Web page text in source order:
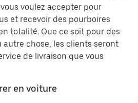
voulez accepter pour
et recevoir des pourboires
totalité. Que ce soit pour des
autre chose, les clients seront
de livraison que vous
en voiture